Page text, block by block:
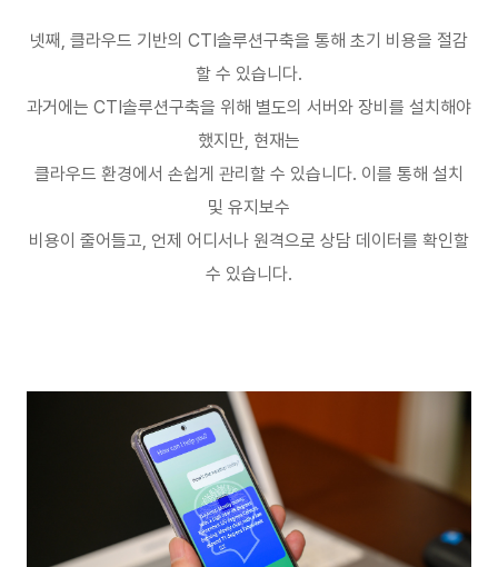
넷째 , 클라우드 기반의 CTI솔루션구축을 통해 초기 비용을 절감
할 수 있습니다.
과거에는 CTI솔루션구축을 위해 별도의 서버와 장비를 설치해야
했지만, 현재는
클라우드 환경에서 손쉽게 관리할 수 있습니다. 이를 통해 설치
및 유지보수
비용이 줄어들고, 언제 어디서나 원격으로 상담 데이터를 확인할
수 있습니다.